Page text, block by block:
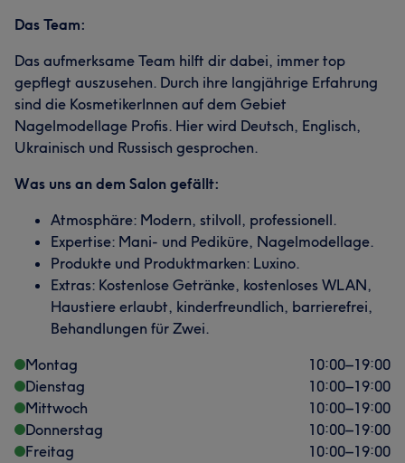
Das Team:
Das aufmerksame Team hilft dir dabei, immer top
gepflegt auszusehen. Durch ihre langjährige Erfahrung
sind die KosmetikerInnen auf dem Gebiet
Nagelmodellage Profis. Hier wird Deutsch, Englisch,
Ukrainisch und Russisch gesprochen.
Was uns an dem Salon gefällt:
Atmosphäre: Modern, stilvoll, professionell.
Expertise: Mani- und Pediküre, Nagelmodellage.
Produkte und Produktmarken: Luxino.
Extras: Kostenlose Getränke, kostenloses WLAN,
Haustiere erlaubt, kinderfreundlich, barrierefrei,
Behandlungen für Zwei.
Montag
10:00–19:00
Dienstag
10:00–19:00
Mittwoch
10:00–19:00
Donnerstag
10:00–19:00
Freitag
10:00–19:00